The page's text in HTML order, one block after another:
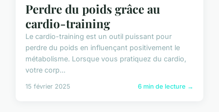
Perdre du poids grâce au
cardio-training
Le cardio-training est un outil puissant pour
perdre du poids en influençant positivement le
métabolisme. Lorsque vous pratiquez du cardio,
votre corp...
15 février 2025 6 min de lecture →